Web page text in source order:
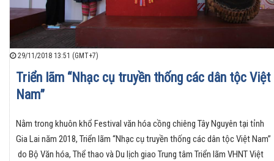
29/11/2018 13:51 (GMT+7)
Triển lãm “Nhạc cụ truyền thống các dân tộc Việt
Nam”
Nằm trong khuôn khổ Festival văn hóa cồng chiêng Tây Nguyên tại tỉnh
Gia Lai năm 2018, Triển lãm “Nhạc cụ truyền thống các dân tộc Việt Nam”
do Bộ Văn hóa, Thể thao và Du lịch giao Trung tâm Triển lãm VHNT Việt